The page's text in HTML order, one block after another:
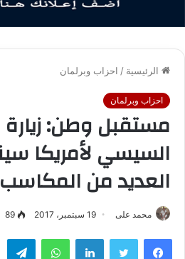
الرئيسية / احزاب وبرلمان
احزاب وبرلمان
مستقبل وطن: زيارة
السيسي لأمريكا
العديد من
محمد على 19 سبتمبر، 2017 89
فيسبوك تويتر لينكدإن واتساب